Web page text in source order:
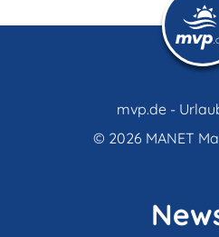
mvp.de -
© 2026 MANET